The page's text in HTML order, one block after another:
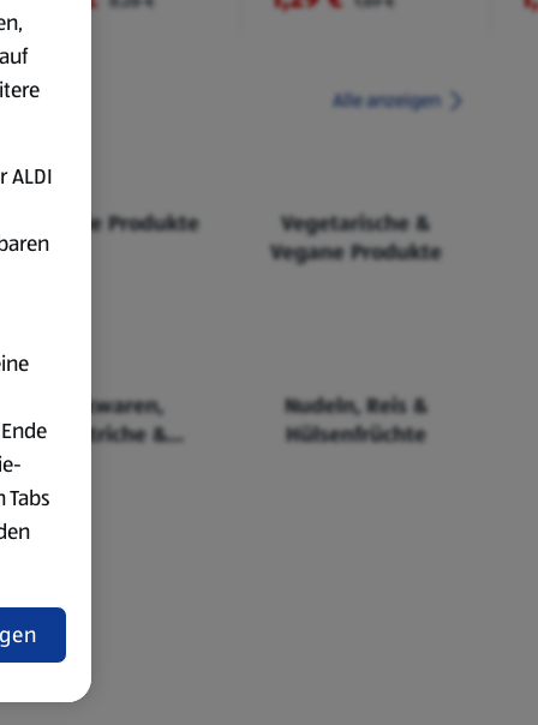
Alle anzeigen
Fairtrade Produkte
Vegetarische &
Vegane Produkte
Backwaren,
Aufstriche &
Nudeln, Reis &
Hülsenfrüchte
ALDI